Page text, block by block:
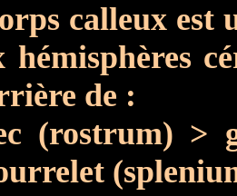
calleux est
hémisphères
de :
(rostrum) >